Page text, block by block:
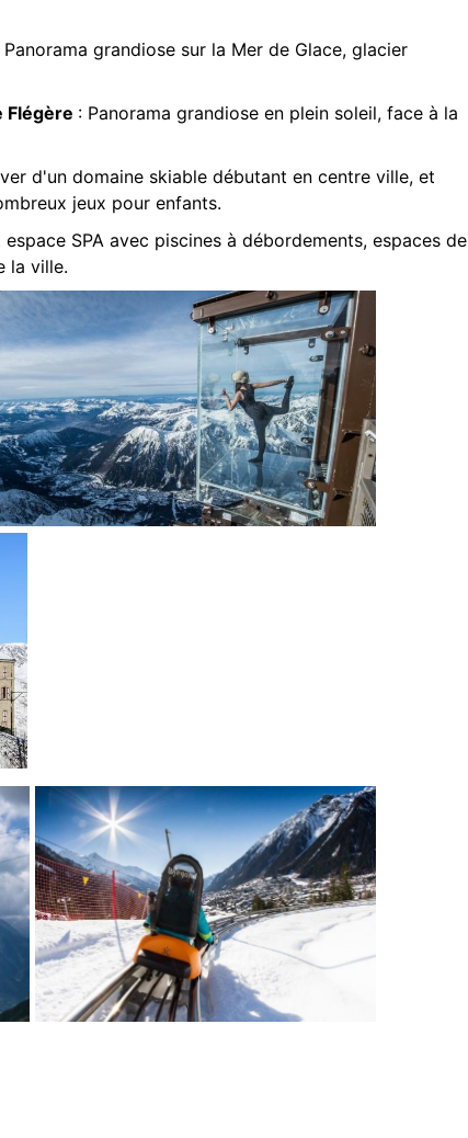
Panorama grandiose sur la Mer de Glace, glacier
Flégère : Panorama grandiose en plein soleil, face à la
d'un domaine skiable débutant en centre ville, et
jeux pour enfants.
SPA avec piscines à débordements, espaces de
la ville.